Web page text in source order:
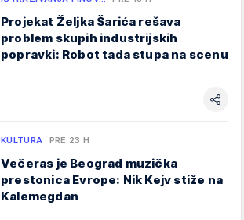
Projekat Željka Šarića rešava
problem skupih industrijskih
popravki: Robot tada stupa na scenu
KULTURA PRE 23 H
Večeras je Beograd muzička
prestonica Evrope: Nik Kejv stiže na
Kalemegdan